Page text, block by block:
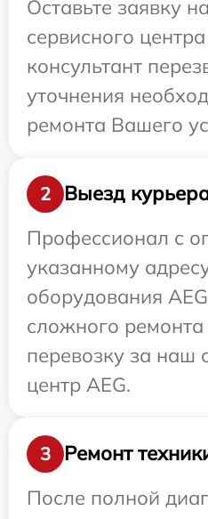
Оставьте заявку
сервисного
консультант
уточнения
ремонта Вашего
2
Выезд
Профессионал с
указанному
оборудования
сложного
перевозку за наш
центр AEG.
3
Ремонт
После полной